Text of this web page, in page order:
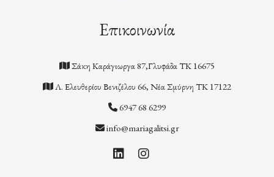
Επικοινωνία
Σάκη Καράγιωργα 87,Γλυφάδα ΤΚ 16675
Λ. Ελευθερίου Βενιζέλου 66, Νέα Σμύρνη ΤΚ 17122
6947 68 6299
info@mariagalitsi.gr